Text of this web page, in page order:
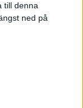
till denna
ned på
är